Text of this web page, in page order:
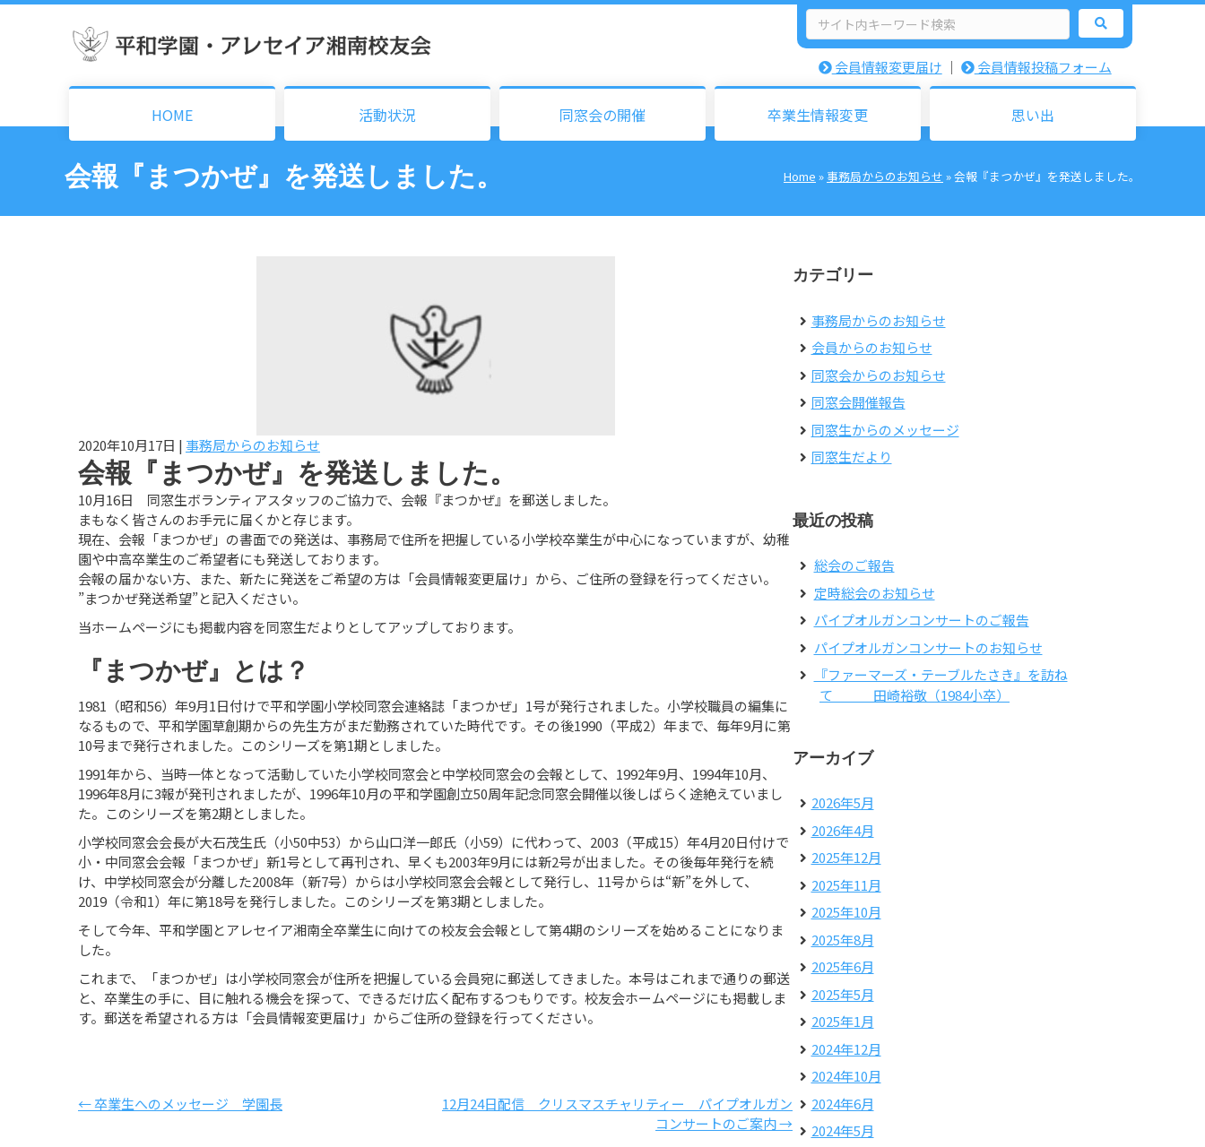
検
索:
会員情報変更届け ｜ 会員情報投稿フォーム
HOME 活動状況 同窓会の開催 卒業生情報変更 思い出
会報『まつかぜ』を発送しました。 Home » 事務局からのお知らせ »会報『まつかぜ』を発送しました。
2020年10月17日 | 事務局からのお知らせ
会報『まつかぜ』を発送しました。
10月16日 同窓生ボランティアスタッフのご協力で、会報『まつかぜ』を郵送しました。
まもなく皆さんのお手元に届くかと存じます。
現在、会報「まつかぜ」の書面での発送は、事務局で住所を把握している小学校卒業生が中心になっていますが、幼稚
園や中高卒業生のご希望者にも発送しております。
会報の届かない方、また、新たに発送をご希望の方は「会員情報変更届け」から、ご住所の登録を行ってください。
”まつかぜ発送希望”と記入ください。
当ホームページにも掲載内容を同窓生だよりとしてアップしております。
『まつかぜ』とは？
1981（昭和56）年9月1日付けで平和学園小学校同窓会連絡誌「まつかぜ」1号が発行されました。小学校職員の編集に
なるもので、平和学園草創期からの先生方がまだ勤務されていた時代です。その後1990（平成2）年まで、毎年9月に第
10号まで発行されました。このシリーズを第1期としました。
1991年から、当時一体となって活動していた小学校同窓会と中学校同窓会の会報として、1992年9月、1994年10月、
1996年8月に3報が発刊されましたが、1996年10月の平和学園創立50周年記念同窓会開催以後しばらく途絶えていまし
た。このシリーズを第2期としました。
小学校同窓会会長が大石茂生氏（小50中53）から山口洋一郎氏（小59）に代わって、2003（平成15）年4月20日付けで
小・中同窓会会報「まつかぜ」新1号として再刊され、早くも2003年9月には新2号が出ました。その後毎年発行を続
け、中学校同窓会が分離した2008年（新7号）からは小学校同窓会会報として発行し、11号からは“新”を外して、
2019（令和1）年に第18号を発行しました。このシリーズを第3期としました。
そして今年、平和学園とアレセイア湘南全卒業生に向けての校友会会報として第4期のシリーズを始めることになりま
した。
これまで、「まつかぜ」は小学校同窓会が住所を把握している会員宛に郵送してきました。本号はこれまで通りの郵送
と、卒業生の手に、目に触れる機会を探って、できるだけ広く配布するつもりです。校友会ホームページにも掲載しま
す。郵送を希望される方は「会員情報変更届け」からご住所の登録を行ってください。
Posts
← 卒業生へのメッセージ 学園長
12月24日配信 クリスマスチャリティー パイプオルガン
コンサートのご案内 →
カテゴリー
事務局からのお知らせ
会員からのお知らせ
同窓会からのお知らせ
同窓会開催報告
同窓生からのメッセージ
同窓生だより
最近の投稿
総会のご報告
定時総会のお知らせ
パイプオルガンコンサートのご報告
パイプオルガンコンサートのお知らせ
『ファーマーズ・テーブルたさき』を訪ね
て 田崎裕敬（1984小卒）
アーカイブ
2026年5月
2026年4月
2025年12月
2025年11月
2025年10月
2025年8月
2025年6月
2025年5月
2025年1月
2024年12月
2024年10月
2024年6月
2024年5月